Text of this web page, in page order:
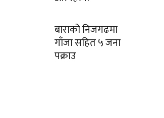
बाराको निजगढमा
गाँजा सहित ५ जना
पक्राउ